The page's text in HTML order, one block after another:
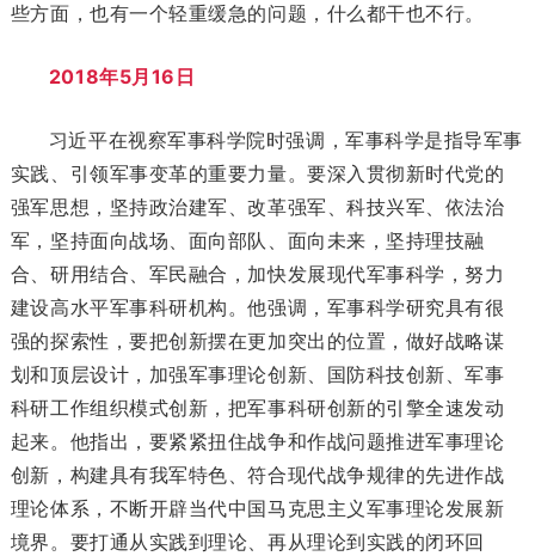
些方面，也有一个轻重缓急的问题，什么都干也不行。
2018年5月16日
习近平在视察军事科学院时强调，军事科学是指导军事
实践、引领军事变革的重要力量。要深入贯彻新时代党的
强军思想，坚持政治建军、改革强军、科技兴军、依法治
军，坚持面向战场、面向部队、面向未来，坚持理技融
合、研用结合、军民融合，加快发展现代军事科学，努力
建设高水平军事科研机构。他强调，军事科学研究具有很
强的探索性，要把创新摆在更加突出的位置，做好战略谋
划和顶层设计，加强军事理论创新、国防科技创新、军事
科研工作组织模式创新，把军事科研创新的引擎全速发动
起来。他指出，要紧紧扭住战争和作战问题推进军事理论
创新，构建具有我军特色、符合现代战争规律的先进作战
理论体系，不断开辟当代中国马克思主义军事理论发展新
境界。要打通从实践到理论、再从理论到实践的闭环回